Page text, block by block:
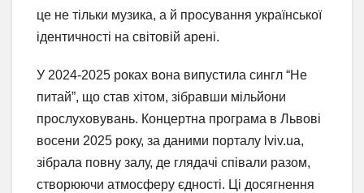
це не тільки музика, а й просування української
ідентичності на світовій арені.
У 2024-2025 роках вона випустила сингл “Не
питай”, що став хітом, зібравши мільйони
прослуховувань. Концертна програма в Львові
восени 2025 року, за даними порталу lviv.ua,
зібрала повну залу, де глядачі співали разом,
створюючи атмосферу єдності. Ці досягнення